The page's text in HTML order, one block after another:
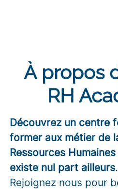
À propos
RH
Découvrez un centre
former aux métier de
Ressources
existe nul part ailleurs.
Rejoignez nous pour